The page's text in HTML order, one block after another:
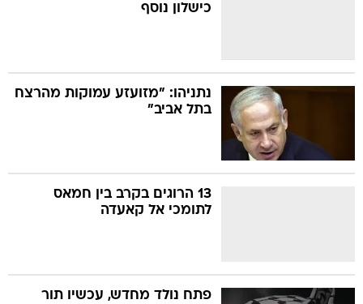
כישלון נוסף
נתניהו: "מזועזע עמוקות מהרצח
בתל אביב"
13 הרוגים בקרב בין חמאס
לתומכי אל קאעדה
פתח נולד מחדש, עכשיו תור